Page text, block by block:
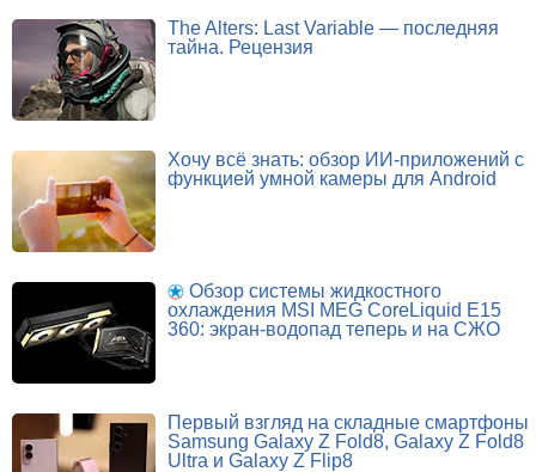
The Alters: Last Variable — последняя
тайна. Рецензия
Хочу всё знать: обзор ИИ-приложений с
функцией умной камеры для Android
Обзор системы жидкостного
охлаждения MSI MEG CoreLiquid E15
360: экран-водопад теперь и на СЖО
Первый взгляд на складные смартфоны
Samsung Galaxy Z Fold8, Galaxy Z Fold8
Ultra и Galaxy Z Flip8